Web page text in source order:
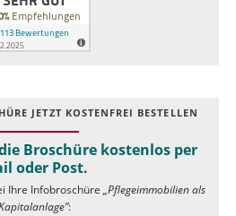
JETZT KOSTEN­FREI BESTELLEN
Broschüre kostenlos per
oder Post.
Ihre Infobroschüre„Pflegeimmobilien als
: